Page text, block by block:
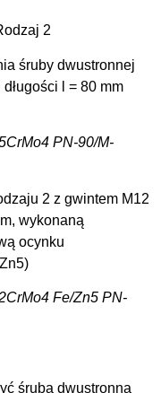
2
śruby dwustronnej
l = 80 mm
PN-90/M-
2 z gwintem M12
wykonaną
ocynku
Fe/Zn5 PN-
śruba dwustronna